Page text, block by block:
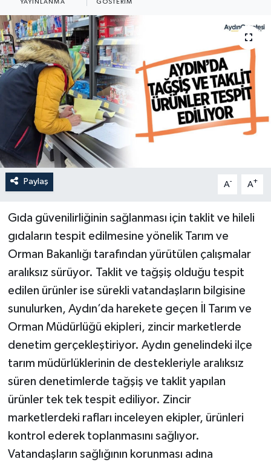
YAYINLANMA GÖSTERIM
Paylaş A- A+
Gıda güvenilirliğinin sağlanması için taklit ve hileli
gıdaların tespit edilmesine yönelik Tarım ve
Orman Bakanlığı tarafından yürütülen çalışmalar
aralıksız sürüyor. Taklit ve tağşiş olduğu tespit
edilen ürünler ise sürekli vatandaşların bilgisine
sunulurken, Aydın’da harekete geçen İl Tarım ve
Orman Müdürlüğü ekipleri, zincir marketlerde
denetim gerçekleştiriyor. Aydın genelindeki ilçe
tarım müdürlüklerinin de destekleriyle aralıksız
süren denetimlerde tağşiş ve taklit yapılan
ürünler tek tek tespit ediliyor. Zincir
marketlerdeki rafları inceleyen ekipler, ürünleri
kontrol ederek toplanmasını sağlıyor.
Vatandaşların sağlığının korunması adına